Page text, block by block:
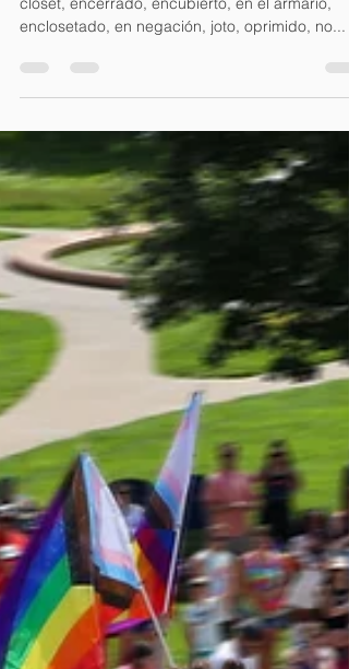
Asolapado, camuflado, closeteado, discreto, de
enclosetado, en negación, joto, oprimido, no...